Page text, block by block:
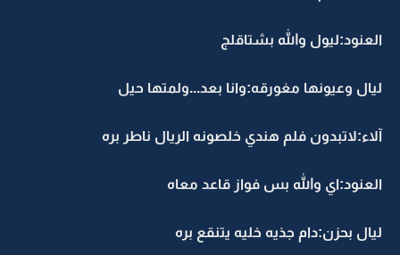
العنود:ليول والله بشتاقلج
ليال وعيونها مغورقه:وانا بعد...ولمتها حيل
آلاء:لاتبدون فلم هندي خلصونه الريال ناطر بره
العنود:اي والله بس فواز قاعد معاه
ليال بحزن:دام جذيه خليه يتنقع بره